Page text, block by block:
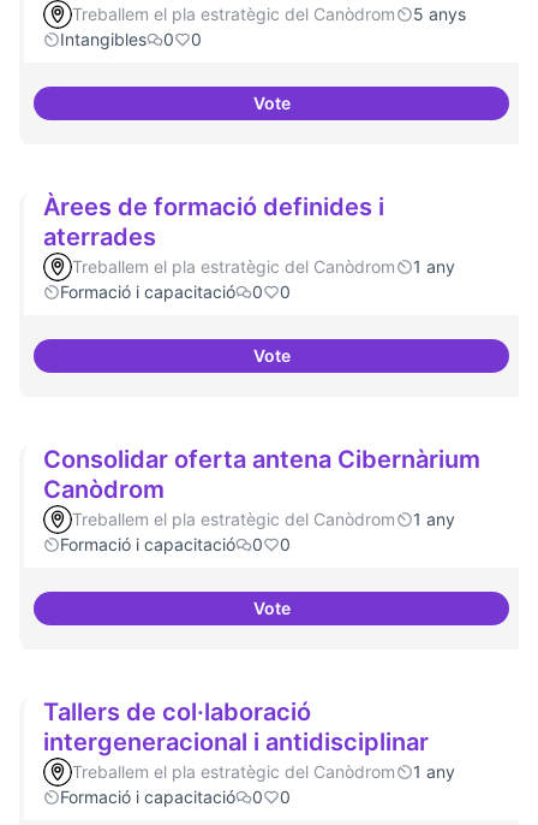
Treballem el pla estratègic del Canòdrom
5 anys
Intangibles
0 0
VotePunt de defensa de Drets
Àrees de formació definides i
aterrades
Treballem el pla estratègic del Canòdrom
1 any
Formació i capacitació
0 0
VoteÀrees de formació definides i
Consolidar oferta antena Cibernàrium
Canòdrom
Treballem el pla estratègic del Canòdrom
1 any
Formació i capacitació
0 0
VoteConsolidar oferta antena
Tallers de col·laboració
intergeneracional i antidisciplinar
Treballem el pla estratègic del Canòdrom
1 any
Formació i capacitació
0 0